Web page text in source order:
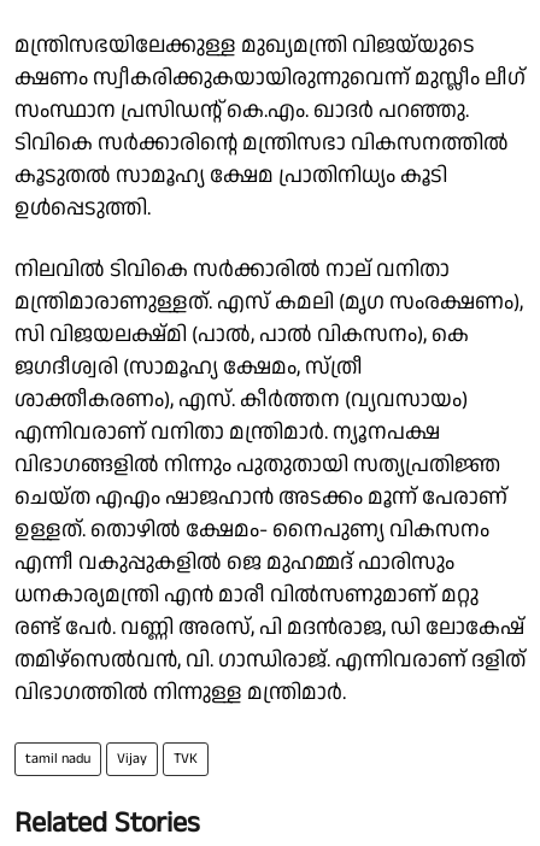
മന്ത്രിസഭയിലേക്കുള്ള മുഖ്യമന്ത്രി വിജയ്‌യുടെ
ക്ഷണം സ്വീകരിക്കുകയായിരുന്നുവെന്ന് മുസ്ലീം ലീഗ്
സംസ്ഥാന പ്രസിഡന്റ് കെ.എം. ഖാദര്‍ പറഞ്ഞു.
ടിവികെ സര്‍ക്കാരിന്റെ മന്ത്രിസഭാ വികസനത്തില്‍
കൂടുതല്‍ സാമൂഹ്യ ക്ഷേമ പ്രാതിനിധ്യം കൂടി
ഉള്‍പ്പെടുത്തി.
നിലവില്‍ ടിവികെ സര്‍ക്കാരില്‍ നാല് വനിതാ
മന്ത്രിമാരാണുള്ളത്. എസ് കമലി (മൃഗ സംരക്ഷണം),
സി വിജയലക്ഷ്മി (പാല്‍, പാല്‍ വികസനം), കെ
ജഗദീശ്വരി (സാമൂഹ്യ ക്ഷേമം, സ്ത്രീ
ശാക്തീകരണം), എസ്. കീര്‍ത്തന (വ്യവസായം)
എന്നിവരാണ് വനിതാ മന്ത്രിമാര്‍. ന്യൂനപക്ഷ
വിഭാഗങ്ങളില്‍ നിന്നും പുതുതായി സത്യപ്രതിജ്ഞ
ചെയ്ത എഎം ഷാജഹാന്‍ അടക്കം മൂന്ന് പേരാണ്
ഉള്ളത്. തൊഴില്‍ ക്ഷേമം- നൈപുണ്യ വികസനം
എന്നീ വകുപ്പുകളില്‍ ജെ മുഹമ്മദ് ഫാരിസും
ധനകാര്യമന്ത്രി എന്‍ മാരീ വില്‍സണുമാണ് മറ്റു
രണ്ട് പേര്‍. വണ്ണി അരസ്, പി മദന്‍രാജ, ഡി ലോകേഷ്
തമിഴ്‌സെല്‍വന്‍, വി. ഗാന്ധിരാജ്. എന്നിവരാണ് ദളിത്
വിഭാഗത്തില്‍ നിന്നുള്ള മന്ത്രിമാര്‍.
tamil nadu Vijay TVK
Related Stories